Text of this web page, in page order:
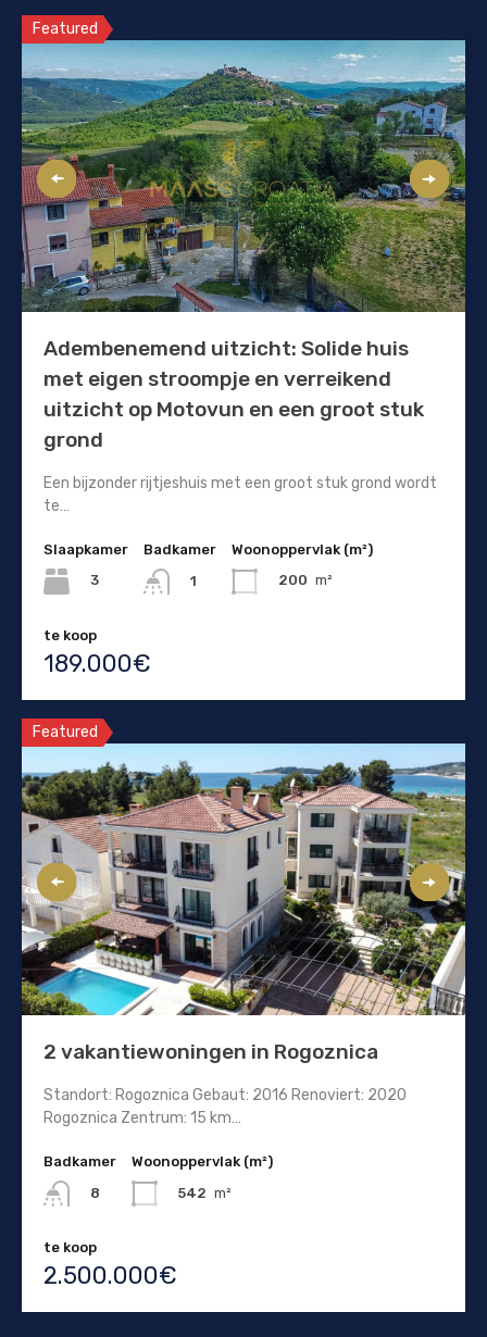
Featured
Adembenemend uitzicht: Solide huis
met eigen stroompje en verreikend
uitzicht op Motovun en een groot stuk
grond
Een bijzonder rijtjeshuis met een groot stuk grond wordt
te…
Slaapkamer
3
Badkamer
1
Woonoppervlak (m²)
200 m²
te koop
189.000€
Featured
2 vakantiewoningen in Rogoznica
Standort: Rogoznica Gebaut: 2016 Renoviert: 2020
Rogoznica Zentrum: 15 km…
Badkamer
8
Woonoppervlak (m²)
542 m²
te koop
2.500.000€